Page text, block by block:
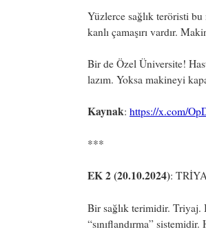
Yüzlerce sağlık teröristi
kanlı çamaşırı vardır.
Bir de Özel Üniversite!
lazım. Yoksa makineyi
Kaynak: https://x.com/
***
EK 2 (20.10.2024):
Bir sağlık terimidir. Triyaj.
“sınıflandırma”